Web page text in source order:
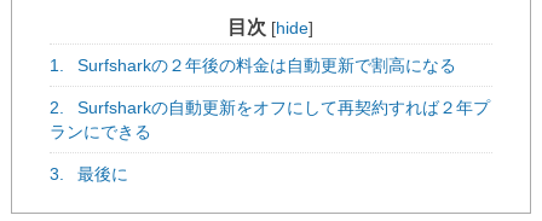
目次 [hide]
1.
Surfsharkの２年後の料金は自動更新で割高になる
2.
Surfsharkの自動更新をオフにして再契約すれば２年プ
ランにできる
3. 最後に